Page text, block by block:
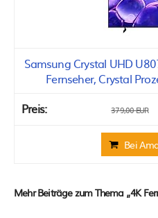
Samsung Crystal UHD
Fernseher, Crystal
379,00 EUR
Bei
Mehr Beiträge zum Thema „4K